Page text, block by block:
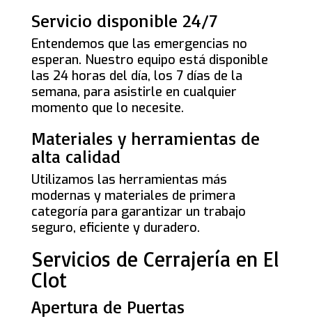
Servicio disponible 24/7
Entendemos que las emergencias no
esperan. Nuestro equipo está disponible
las 24 horas del día, los 7 días de la
semana, para asistirle en cualquier
momento que lo necesite.
Materiales y herramientas de
alta calidad
Utilizamos las herramientas más
modernas y materiales de primera
categoría para garantizar un trabajo
seguro, eficiente y duradero.
Servicios de Cerrajería en El
Clot
Apertura de Puertas